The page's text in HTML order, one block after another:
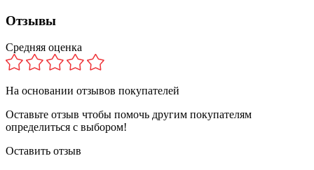
Отзывы
Средняя оценка
На основании отзывов покупателей
Оставьте отзыв чтобы помочь другим покупателям
определиться с выбором!
Оставить отзыв